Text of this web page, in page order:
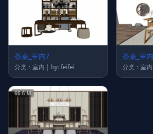
茶桌_室内7
分类：室内 | by: feifei
茶桌_室
66.6 M